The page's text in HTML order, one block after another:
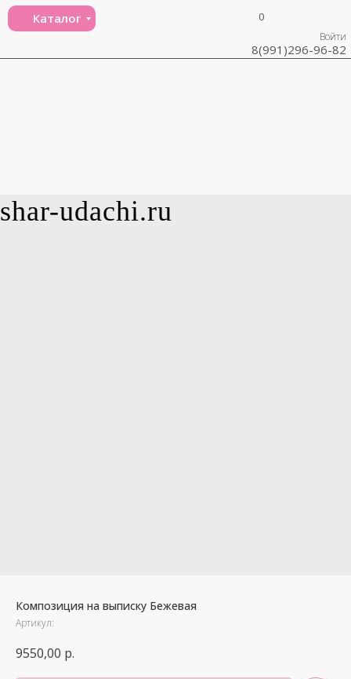
Каталог
Войти
0
8(991)296-96-82
shar-udachi.ru
Композиция на выписку Бежевая
Артикул:
9550,00 р.